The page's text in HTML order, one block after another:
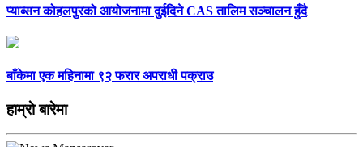
प्याब्सन कोहलपुरको आयोजनामा दुईदिने CAS तालिम सञ्चालन हुँदै
बाँकेमा एक महिनामा ९२ फरार अपराधी पक्राउ
हाम्राे बारेमा